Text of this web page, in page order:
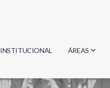
INSTITUCIONAL ÁREAS
Biología